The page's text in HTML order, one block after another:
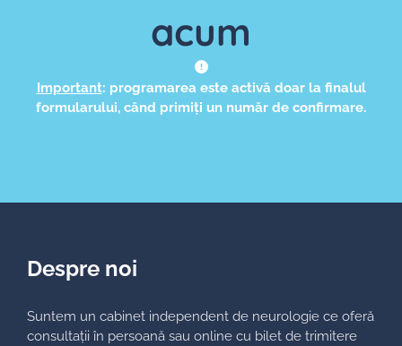
acum
Important: programarea este activă doar la finalul
formularului, când primiți un număr de confirmare.
Despre noi
Suntem un cabinet independent de neurologie ce oferă
consultații în persoană sau online cu bilet de trimitere